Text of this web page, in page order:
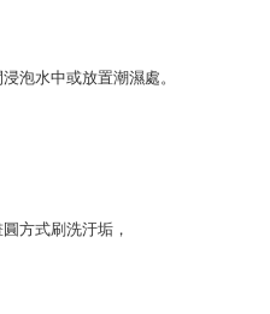
泡水中或放置潮濕處。
方式刷洗汙垢，